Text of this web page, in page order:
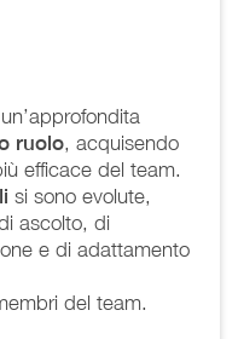
ruolo, acquisendo
efficace del team.
si sono evolute,
ascolto, di
e di adattamento
del team.